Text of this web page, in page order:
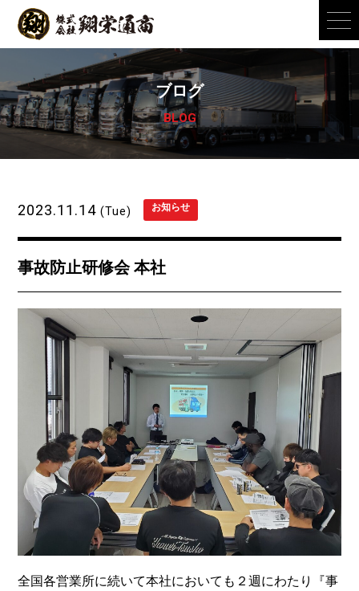
ブログ
BLOG
2023.11.14 (Tue) お知らせ
事故防止研修会 本社
全国各営業所に続いて本社においても２週にわたり『事